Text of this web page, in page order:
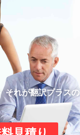
ー
それが翻訳プラスの